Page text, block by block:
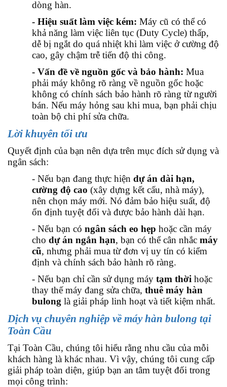
dòng hàn.
- Hiệu suất làm việc kém: Máy cũ có thể có
khả năng làm việc liên tục (Duty Cycle) thấp,
dễ bị ngắt do quá nhiệt khi làm việc ở cường độ
cao, gây chậm trễ tiến độ thi công.
- Vấn đề về nguồn gốc và bảo hành: Mua
phải máy không rõ ràng về nguồn gốc hoặc
không có chính sách bảo hành rõ ràng từ người
bán. Nếu máy hỏng sau khi mua, bạn phải chịu
toàn bộ chi phí sửa chữa.
Lời khuyên tối ưu
Quyết định của bạn nên dựa trên mục đích sử dụng và
ngân sách:
- Nếu bạn đang thực hiện dự án dài hạn,
cường độ cao (xây dựng kết cấu, nhà máy),
nên chọn máy mới. Nó đảm bảo hiệu suất, độ
ổn định tuyệt đối và được bảo hành dài hạn.
- Nếu bạn có ngân sách eo hẹp hoặc cần máy
cho dự án ngắn hạn, bạn có thể cân nhắc máy
cũ, nhưng phải mua từ đơn vị uy tín có kiểm
định và chính sách bảo hành rõ ràng.
- Nếu bạn chỉ cần sử dụng máy tạm thời hoặc
thay thế máy đang sửa chữa, thuê máy hàn
bulong là giải pháp linh hoạt và tiết kiệm nhất.
Dịch vụ chuyên nghiệp về máy hàn bulong tại
Toàn Cầu
Tại Toàn Cầu, chúng tôi hiểu rằng nhu cầu của mỗi
khách hàng là khác nhau. Vì vậy, chúng tôi cung cấp
giải pháp toàn diện, giúp bạn an tâm tuyệt đối trong
mọi công trình: